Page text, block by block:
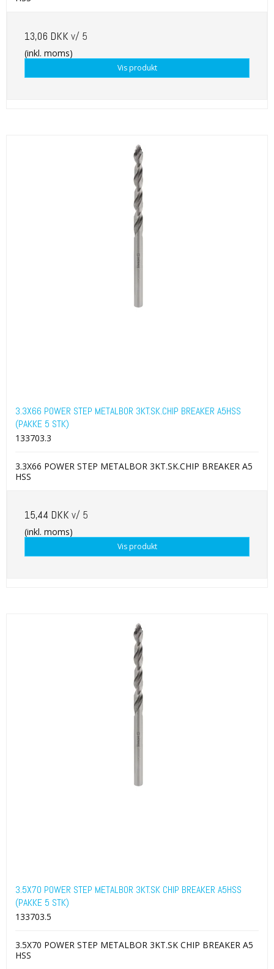
13,06 DKK v/ 5
(inkl. moms)
Vis produkt
3.3X66 POWER STEP METALBOR 3KT.SK.CHIP BREAKER A5HSS
(PAKKE 5 STK)
133703.3
3.3X66 POWER STEP METALBOR 3KT.SK.CHIP BREAKER A5
HSS
15,44 DKK v/ 5
(inkl. moms)
Vis produkt
3.5X70 POWER STEP METALBOR 3KT.SK CHIP BREAKER A5HSS
(PAKKE 5 STK)
133703.5
3.5X70 POWER STEP METALBOR 3KT.SK CHIP BREAKER A5
HSS